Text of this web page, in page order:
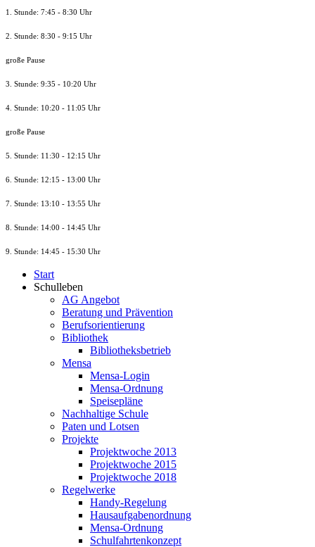
1. Stunde: 7:45 - 8:30 Uhr
2. Stunde: 8:30 - 9:15 Uhr
große Pause
3. Stunde: 9:35 - 10:20 Uhr
4. Stunde: 10:20 - 11:05 Uhr
große Pause
5. Stunde: 11:30 - 12:15 Uhr
6. Stunde: 12:15 - 13:00 Uhr
7. Stunde: 13:10 - 13:55 Uhr
8. Stunde: 14:00 - 14:45 Uhr
9. Stunde: 14:45 - 15:30 Uhr
Start
Schulleben
AG Angebot
Beratung und Prävention
Berufsorientierung
Bibliothek
Bibliotheksbetrieb
Mensa
Mensa-Login
Mensa-Ordnung
Speisepläne
Nachhaltige Schule
Paten und Lotsen
Projekte
Projektwoche 2013
Projektwoche 2015
Projektwoche 2018
Regelwerke
Handy-Regelung
Hausaufgabenordnung
Mensa-Ordnung
Schulfahrtenkonzept